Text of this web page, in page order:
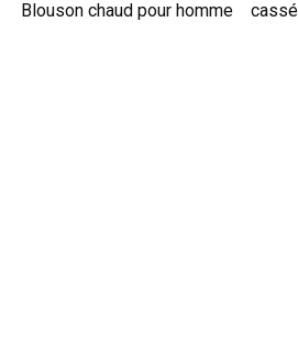
Blouson chaud pour homme
cassé